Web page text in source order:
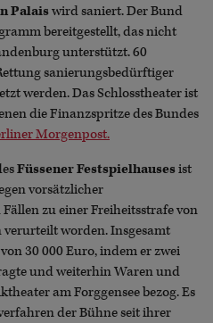
Palaiswird saniert. Der Bund
bereitgestellt, das nicht
unterstützt. 60
sanierungsbedürftiger
werden. Das Schlosstheater ist
die Finanzspritze des Bundes
Morgenpost.
Füssener Festspielhausesist
vorsätzlicher
zu einer Freiheitsstrafe von
worden. Insgesamt
30 000 Euro, indem er zwei
und weiterhin Waren und
am Forggensee bezog. Es
der Bühne seit ihrer